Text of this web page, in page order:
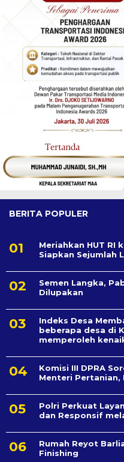
BERITA POPULER
Meriahkan HUT RI
Siapkan Sejumlah
Semen Langka,
Dilupakan
Indeks Desa
beberapa desa di
memperoleh
Komisi III DPRA
Menteri Pertanian,
Polri Perkuat
dan Responsif
Rumah Reyot
Finishing